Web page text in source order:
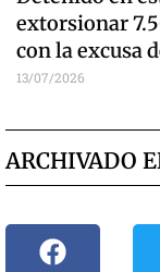
extorsionar
con la excusa
13/07/2026
ARCHIVADO